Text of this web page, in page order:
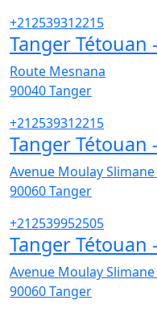
+212539312215
Tanger Tétouan
Route Mesnana
90040Tanger
+212539312215
Tanger Tétouan
Avenue Moulay Slimane
90060Tanger
+212539952505
Tanger Tétouan
Avenue Moulay Slimane
90060Tanger